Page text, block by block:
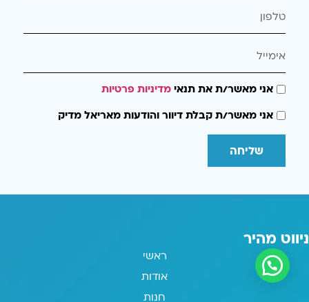
אני מאשר/ת את תנאימדיניות פרטיות
אני מאשר/ת קבלת דיוור והודעות מאריאל מדיק
שליחה
ניווט מהיר
ראשי
אודות
חנות